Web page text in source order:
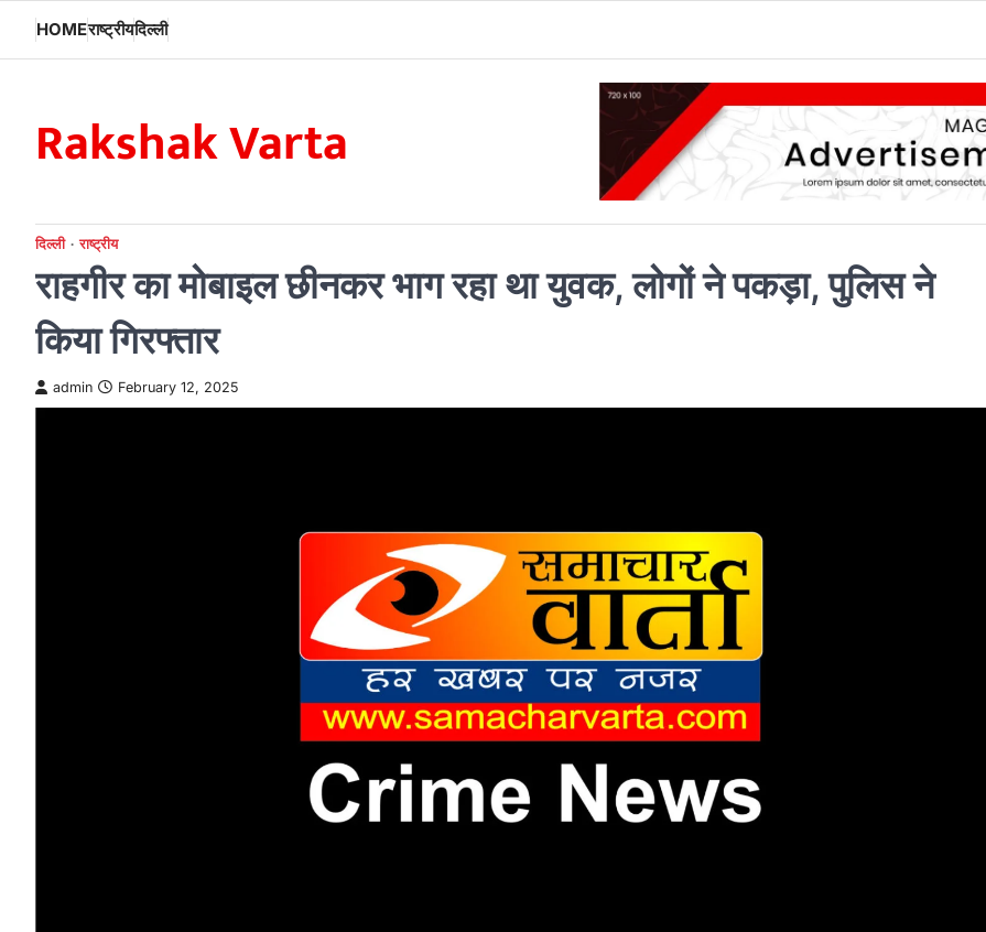
content
HOMEराष्ट्रीयदिल्ली
Rakshak Varta
दिल्ली राष्ट्रीय
राहगीर का मोबाइल छीनकर भाग रहा था युवक, लोगों ने पकड़ा, पुलिस ने
किया गिरफ्तार
admin February 12, 2025